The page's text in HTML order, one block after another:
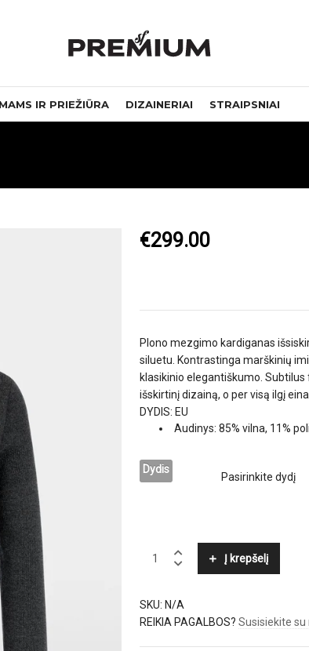
IR PRIEŽIŪRA DIZAINERIAI STRAIPSNIAI
€299.00
Plono mezgimo kardiganas
siluetu. Kontrastinga marškinių
klasikinio elegantiškumo.
išskirtinį dizainą, o per visą ilgį
DYDIS: EU
Audinys: 85% vilna, 11%
Dydis
CAIN
Į krepšelį
SKU: N/A
REIKIA PAGALBOS? Susisiekite su